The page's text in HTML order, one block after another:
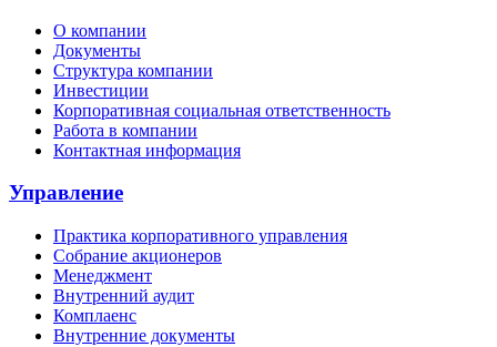
О компании
Документы
Структура компании
Инвестиции
Корпоративная социальная ответственность
Работа в компании
Контактная информация
Управление
Практика корпоративного управления
Собрание акционеров
Менеджмент
Внутренний аудит
Комплаенс
Внутренние документы